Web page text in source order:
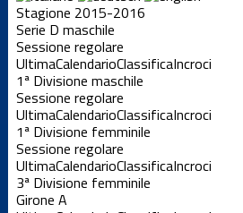
Stagione 2015-2016
Serie D maschile
Sessione regolare
UltimaCalendarioClassificaIncroci
1ª Divisione maschile
Sessione regolare
UltimaCalendarioClassificaIncroci
1ª Divisione femminile
Sessione regolare
UltimaCalendarioClassificaIncroci
3ª Divisione femminile
Girone A